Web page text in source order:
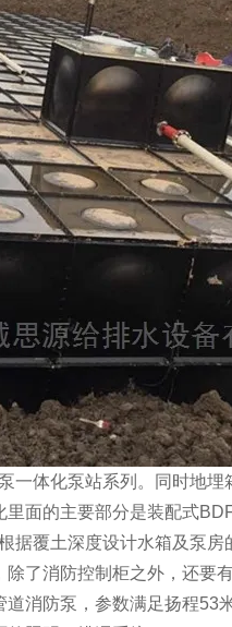
一体化泵站系列。同时地埋
里面的主要部分是装配式
据覆土深度设计水箱及泵房
了消防控制柜之外，还要
消防泵，参数满足扬程53